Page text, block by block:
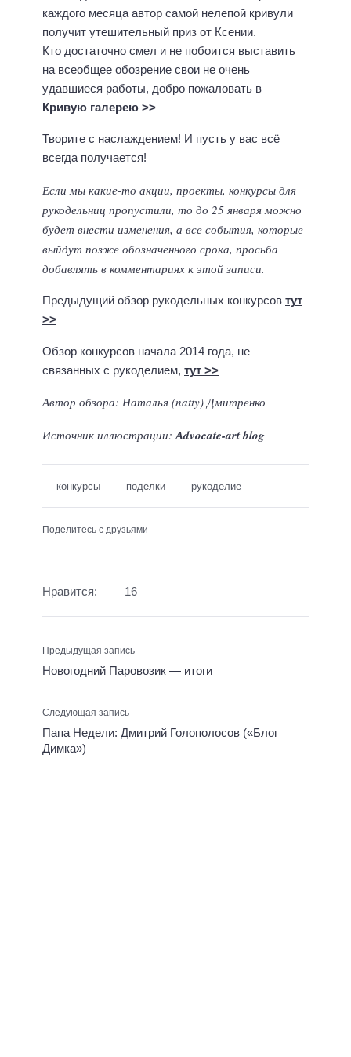
каждого месяца автор самой нелепой кривули
получит утешительный приз от Ксении.
Кто достаточно смел и не побоится выставить
на всеобщее обозрение свои не очень
удавшиеся работы, добро пожаловать в
Кривую галерею >>
Творите с наслаждением! И пусть у вас всё
всегда получается!
Если мы какие-то акции, проекты, конкурсы для
рукодельниц пропустили, то до 25 января можно
будет внести изменения, а все события, которые
выйдут позже обозначенного срока, просьба
добавлять в комментариях к этой записи.
Предыдущий обзор рукодельных конкурсов тут
>>
Обзор конкурсов начала 2014 года, не
связанных с рукоделием, тут >>
Автор обзора: Наталья (natty) Дмитренко
Источник иллюстрации: Аdvocate-art blog
конкурсы поделки рукоделие
Поделитесь с друзьями
Нравится: 16
Предыдущая запись
Новогодний Паровозик — итоги
Следующая запись
Папа Недели: Дмитрий Голополосов («Блог
Димка»)